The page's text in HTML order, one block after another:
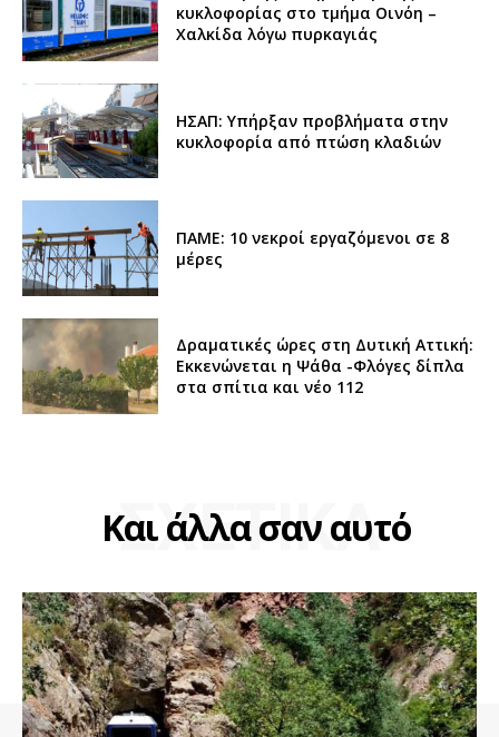
κυκλοφορίας στο τμήμα Οινόη –
Χαλκίδα λόγω πυρκαγιάς
ΗΣΑΠ: Υπήρξαν προβλήματα στην
κυκλοφορία από πτώση κλαδιών
ΠΑΜΕ: 10 νεκροί εργαζόμενοι σε 8
μέρες
Δραματικές ώρες στη Δυτική Αττική:
Εκκενώνεται η Ψάθα -Φλόγες δίπλα
στα σπίτια και νέο 112
Και άλλα σαν αυτό
ΣΧΕΤΙΚΑ